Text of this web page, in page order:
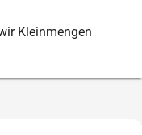
Kleinmengen